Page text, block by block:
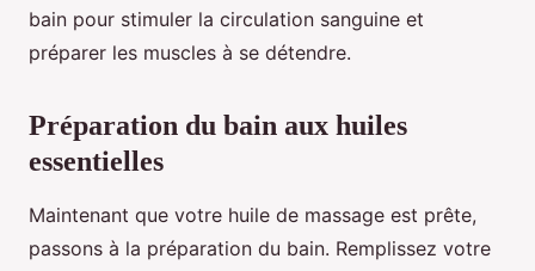
bain pour stimuler la circulation sanguine et
préparer les muscles à se détendre.
Préparation du bain aux huiles
essentielles
Maintenant que votre huile de massage est prête,
passons à la préparation du bain. Remplissez votre